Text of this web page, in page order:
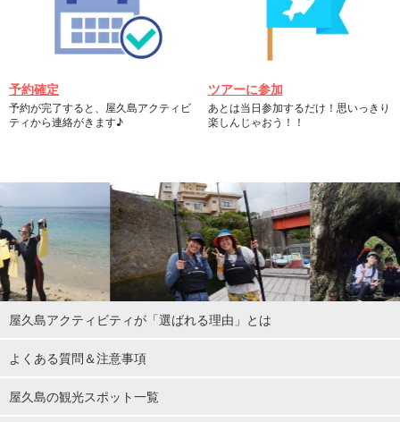
予約確定
予約が完了すると、屋久島アクティビ
ティから連絡がきます♪
ツアーに参加
あとは当日参加するだけ！思いっきり
楽しんじゃおう！！
屋久島アクティビティが「選ばれる理由」とは
よくある質問＆注意事項
屋久島の観光スポット一覧